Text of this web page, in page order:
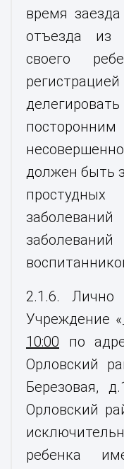
время
отъезда из
своего
должен быть
2.1.6.
Учреждение
10:00 по
Орловский
Березовая,
Орловский
ребенка